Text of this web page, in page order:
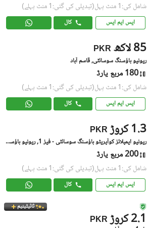
شامل کی:1 منٹ پہل (تبدیلی کی گئی:1 منٹ پہلے)
ایس ایم ایس کال
PKR 85 لاکھ
ریونیو ہاؤسنگ سوسائٹی, قاسم آباد
180 مربع یارڈ
شامل کی:1 منٹ پہل (تبدیلی کی گئی:1 منٹ پہلے)
ایس ایم ایس کال
PKR 1.3 کروڑ
ریونیو ایمپلائز کوآپریٹو ہاؤسنگ سوسائٹی - فیز 1, ریونیو ہاؤسنگ سوسائٹی
200 مربع یارڈ
شامل کی:1 منٹ پہل (تبدیلی کی گئی:1 منٹ پہلے)
ایس ایم ایس کال
ٹائیٹینیم
PKR 2.1 کروڑ